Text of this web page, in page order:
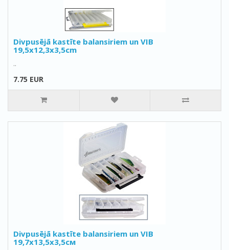
Divpusējā kastīte balansiriem un VIB
19,5x12,3x3,5сm
..
7.75 EUR
Divpusējā kastīte balansiriem un VIB
19,7x13,5x3,5см